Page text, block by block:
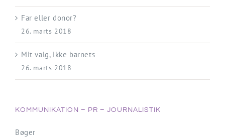
Far eller donor?
26. marts 2018
Mit valg, ikke barnets
26. marts 2018
KOMMUNIKATION – PR – JOURNALISTIK
Bøger